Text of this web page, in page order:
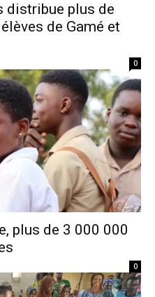
distribue plus de
de Gamé et
0
plus de 3 000 000
0